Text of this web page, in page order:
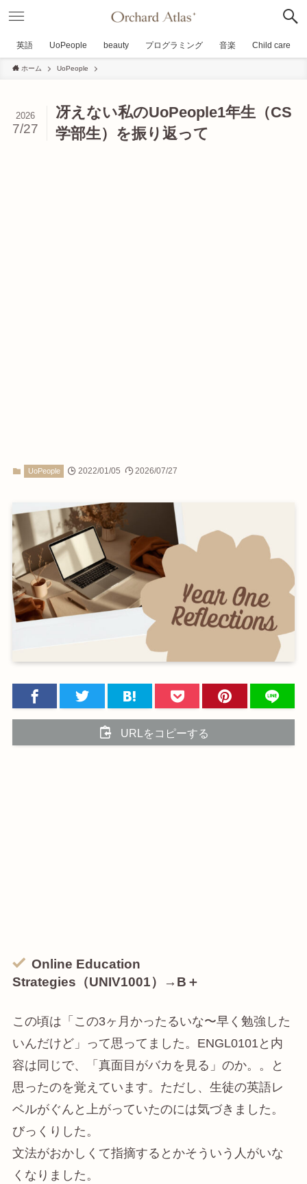
英語 UoPeople beauty プログラミング 音楽 Child care
ホーム UoPeople
冴えない私のUoPeople1年生（CS
学部生）を振り返って
2026
7/27
UoPeople 2022/01/05 2026/07/27
URLをコピーする
Online Education
Strategies（UNIV1001）→B＋
この頃は「この3ヶ月かったるいな〜早く勉強した
いんだけど」って思ってました。ENGL0101と内
容は同じで、「真面目がバカを見る」のか。。と
思ったのを覚えています。ただし、生徒の英語レ
ベルがぐんと上がっていたのには気づきました。
びっくりした。
文法がおかしくて指摘するとかそういう人がいな
くなりました。